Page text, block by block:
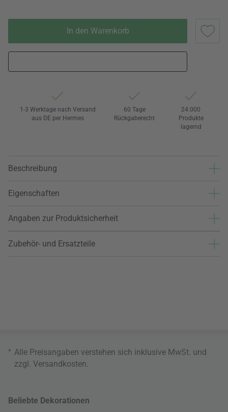
In den Warenkorb
1-3 Werktage nach Versand
aus DE per Hermes
60 Tage
Rückgaberecht
24.000
Produkte
lagernd
Beschreibung
Eigenschaften
Angaben zur Produktsicherheit
Zubehör- und Ersatzteile
* Alle Preisangaben verstehen sich inklusive MwSt. und
zzgl. Versandkosten
Beliebte Dekorationen